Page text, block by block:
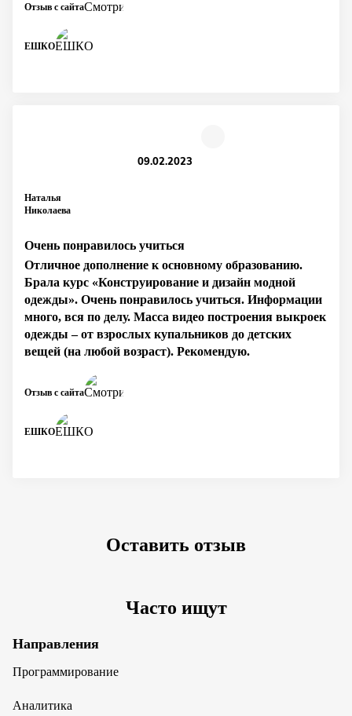
ЕШКО
Отзыв с сайта
Наталья
Николаева
09.02.2023
Очень понравилось учиться
Отличное дополнение к основному образованию.
Брала курс «Конструирование и дизайн модной
одежды». Очень понравилось учиться. Информации
много, вся по делу. Масса видео построения выкроек
одежды – от взрослых купальников до детских
вещей (на любой возраст). Рекомендую.
ЕШКО
Отзыв с сайта
Оставить отзыв
Часто ищут
Направления
Программирование
Аналитика